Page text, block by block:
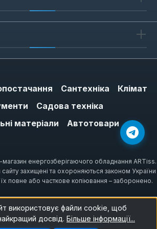
Сантехніка
Клімат
Садова техніка
матеріали
Автотовари
енергозберігаючого обладнання ARTiss.
сайту захищені та охороняються законом України
повне або часткове копіювання – заборонено.
використовує файли cookie, щоб
досвід. Більше інформації...